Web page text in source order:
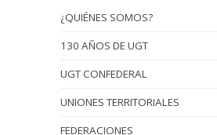
¿QUIÉNES SOMOS?
130 AÑOS DE UGT
UGT CONFEDERAL
UNIONES TERRITORIALES
FEDERACIONES